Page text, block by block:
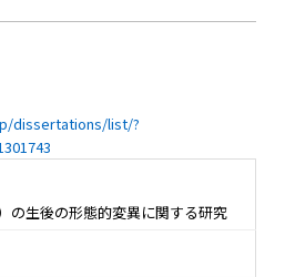
dissertations/list/?
の生後の形態的変異に関する研究